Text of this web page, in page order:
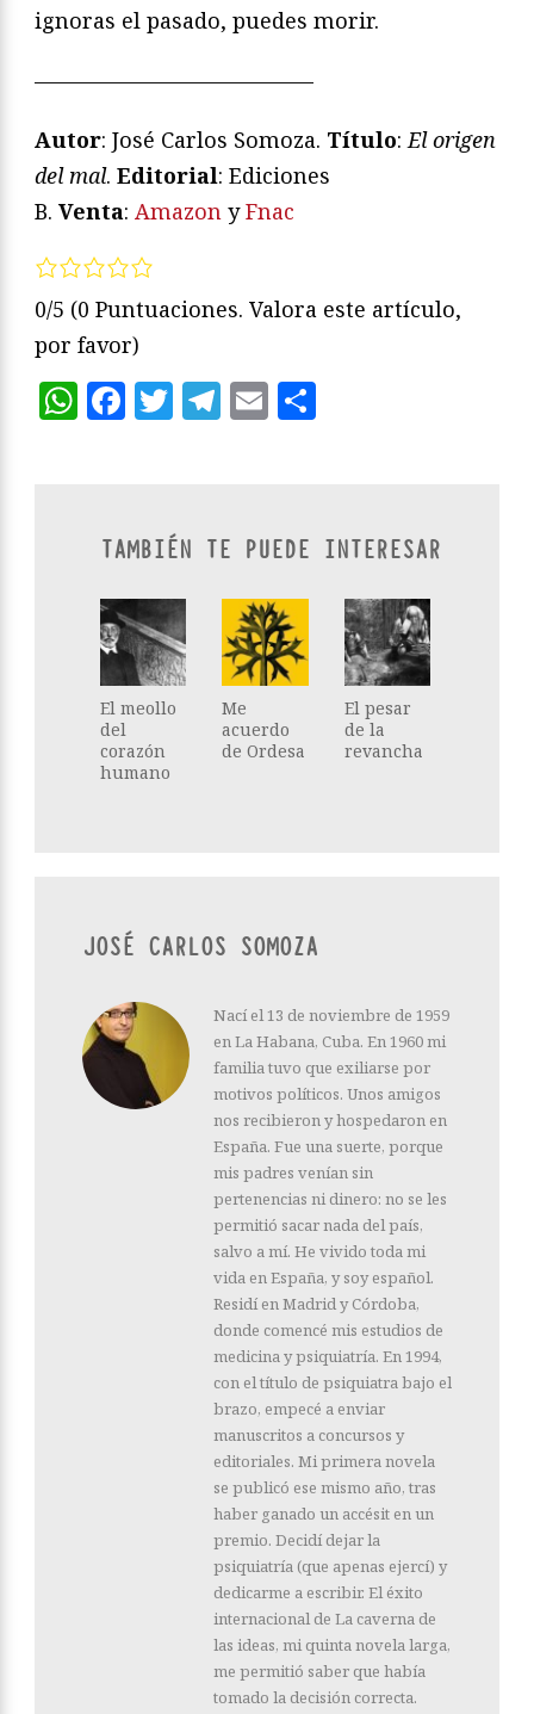
ignoras el pasado, puedes morir.
—————————————
Autor: José Carlos Somoza. Título:El origen
del mal. Editorial: Ediciones
B. Venta: Amazon yFnac
0/5 (0 Puntuaciones. Valora este artículo,
por favor)
WhatsApp
Facebook
Twitter
Telegram
Email
TAMBIÉN TE PUEDE INTERESAR
El meollo
del
corazón
humano
Me
acuerdo
de Ordesa
El pesar
de la
revancha
JOSÉ CARLOS SOMOZA
Nací el 13 de noviembre de 1959
en La Habana, Cuba. En 1960 mi
familia tuvo que exiliarse por
motivos políticos. Unos amigos
nos recibieron y hospedaron en
España. Fue una suerte, porque
mis padres venían sin
pertenencias ni dinero: no se les
permitió sacar nada del país,
salvo a mí. He vivido toda mi
vida en España, y soy español.
Residí en Madrid y Córdoba,
donde comencé mis estudios de
medicina y psiquiatría. En 1994,
con el título de psiquiatra bajo el
brazo, empecé a enviar
manuscritos a concursos y
editoriales. Mi primera novela
se publicó ese mismo año, tras
haber ganado un accésit en un
premio. Decidí dejar la
psiquiatría (que apenas ejercí) y
dedicarme a escribir. El éxito
internacional de La caverna de
las ideas, mi quinta novela larga,
me permitió saber que había
tomado la decisión correcta.